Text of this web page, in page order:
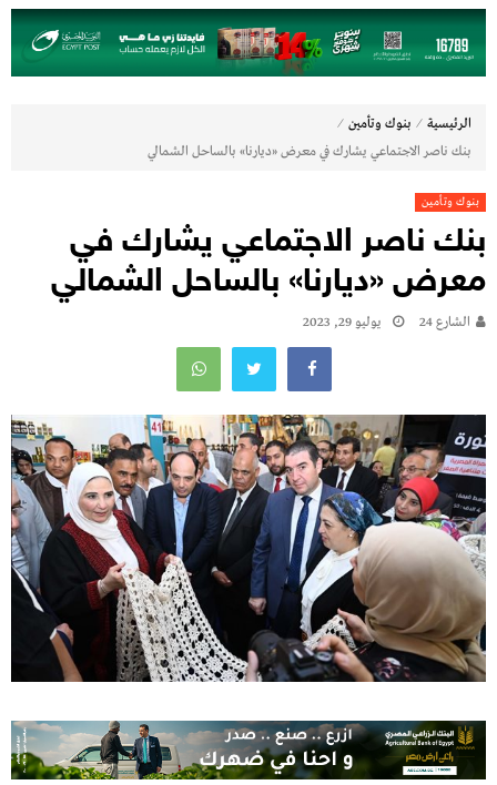
الرئيسية ⁄ بنوك وتأمين ⁄
بنك ناصر الاجتماعي يشارك في معرض «ديارنا» بالساحل الشمالي
بنوك وتأمين
بنك ناصر الاجتماعي يشارك في
معرض «ديارنا» بالساحل الشمالي
الشارع 24 يوليو 29, 2023